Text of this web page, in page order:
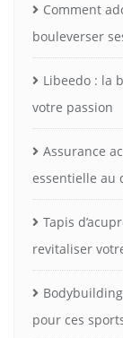
Comment
bouleverser
Libeedo : la
votre passion
Assurance
essentielle au
Tapis
revitaliser
pour ces